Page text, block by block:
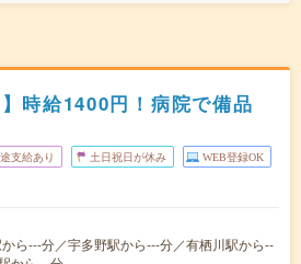
】時給1400円！病院で備品
支給あり 土日祝日が休み WEB登録OK
ら---分／宇多野駅から---分／有栖川駅から--